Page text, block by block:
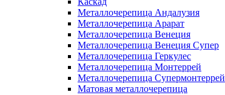
Металлочерепица Андалузия
Металлочерепица Арарат
Металлочерепица Венеция
Металлочерепица Венеция Супер
Металлочерепица Геркулес
Металлочерепица Монтеррей
Металлочерепица Супермонтеррей
Матовая металлочерепица